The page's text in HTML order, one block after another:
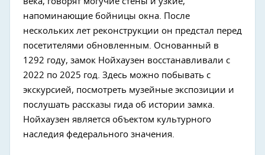
напоминающие бойницы окна. После
нескольких лет реконструкции он предстал перед
посетителями обновленным. Основанный в
1292 году, замок Нойхаузен восстанавливали с
2022 по 2025 год. Здесь можно побывать с
экскурсией, посмотреть музейные экспозиции и
послушать рассказы гида об истории замка.
Нойхаузен является объектом культурного
наследия федерального значения.